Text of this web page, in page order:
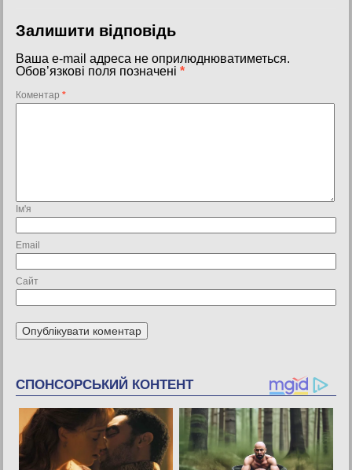
Залишити відповідь
Ваша e-mail адреса не оприлюднюватиметься.
Обов’язкові поля позначені *
Коментар *
Ім'я
Email
Сайт